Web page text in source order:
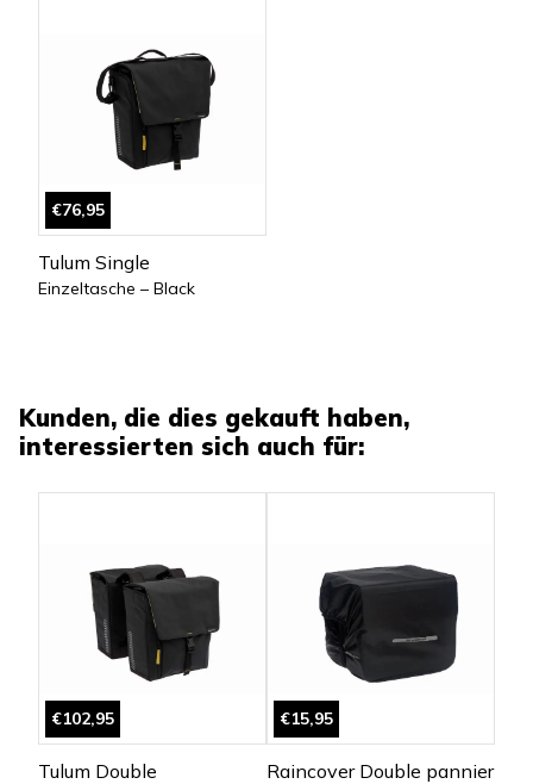
€76,95
Tulum Single
Einzeltasche – Black
Kunden, die dies gekauft haben,
interessierten sich auch für:
€102,95
Tulum Double
€15,95
Raincover Double pannier